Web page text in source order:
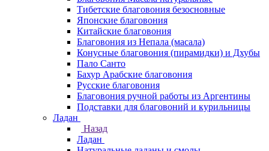
Тибетские благовония безосновные
Японские благовония
Китайские благовония
Благовония из Непала (масала)
Конусные благовония (пирамидки) и Дхубы
Пало Санто
Бахур Арабские благовония
Русские благовония
Благовония ручной работы из Аргентины
Подставки для благовоний и курильницы
Ладан
Назад
Ладан